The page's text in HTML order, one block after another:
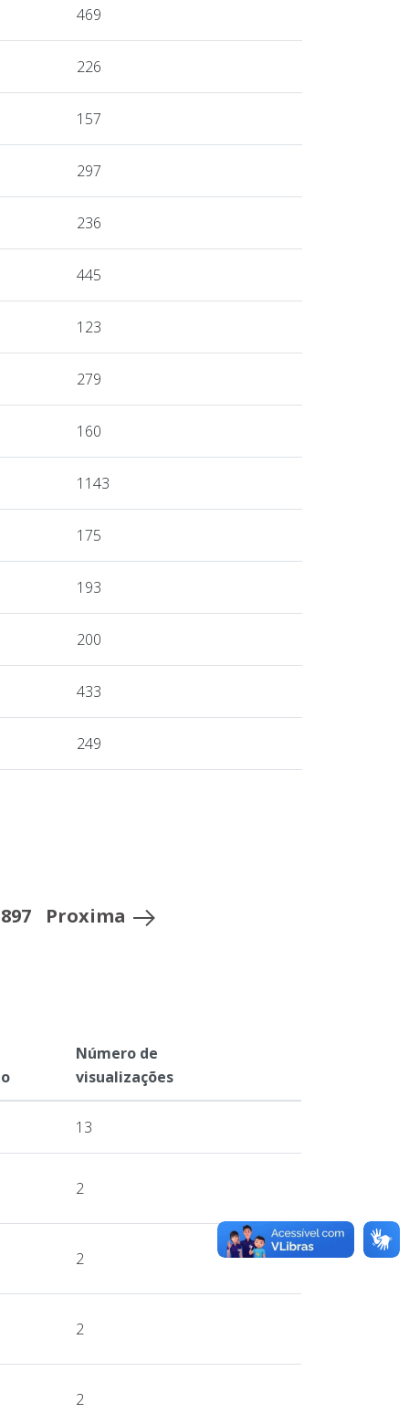
469
226
157
297
236
445
123
279
160
1143
175
193
200
433
249
897 Proxima
Número de
visualizações
13
2
2
2
2